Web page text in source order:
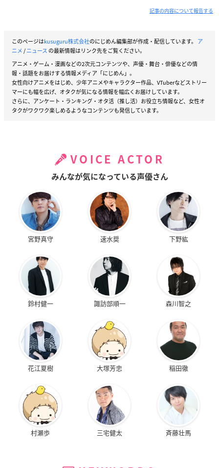
記事の内容について報告する
このページはkusuguru株式会社のにじめん編集部が作成・配信しています。 ア
ニメ/ニュース の最新情報はリンク先をご覧ください。
アニメ・ゲーム・漫画などの2次元コンテンツや、声優・舞台・俳優などの情
報・話題をお届けする情報メディア「にじめん」。
女性向けアニメをはじめ、少年アニメやキャラクター作品、VTuberなどストリー
マーにも幅を広げ、オタクが気になる情報を幅広くお届けしています。
さらに、アンケート・ランキング・オタ活（推し活）お役立ち情報など、女性オ
タクがワクワク楽しめるようなコンテンツも発信しています。
VOICE ACTOR
みんなが気になっている声優さん
宮野真守 速水奨 下野紘
鈴村健一 諏訪部順一 森川智之
花江夏樹 大塚芳忠 稲田徹
村瀬歩 三宅健太 斉藤壮馬